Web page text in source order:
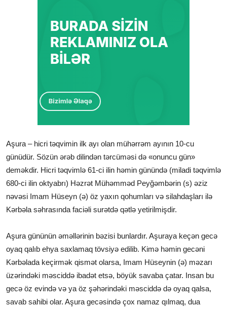
Aşura – hicri təqvimin ilk ayı olan mühərrəm ayının 10-cu
günüdür. Sözün ərəb dilindən tərcüməsi də «onuncu gün»
deməkdir. Hicri təqvimlə 61-ci ilin həmin günündə (miladi təqvimlə
680-ci ilin oktyabrı) Həzrət Mühəmməd Peyğəmbərin (s) əziz
nəvəsi Imam Hüseyn (ə) öz yaxın qohumları və silahdaşları ilə
Kərbəla səhrasında faciəli surətdə qətlə yetirilmişdir.
Aşura gününün əməllərinin bəzisi bunlardır. Aşuraya keçən gecə
oyaq qalıb ehya saxlamaq tövsiyə edilib. Kimə həmin gecəni
Kərbəlada keçirmək qismət olarsa, Imam Hüseynin (ə) məzarı
üzərindəki məsciddə ibadət etsə, böyük savaba çatar. Insan bu
gecə öz evində və ya öz şəhərindəki məsciddə də oyaq qalsa,
savab sahibi olar. Aşura gecəsində çox namaz qılmaq, dua